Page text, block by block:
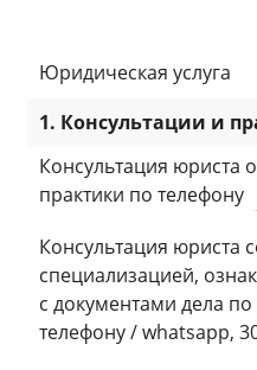
Юридическая услуга
1. Консультации и
Консультация юриста
практики по телефону
Консультация юриста
специализацией,
с документами дела по
телефону / whatsapp,